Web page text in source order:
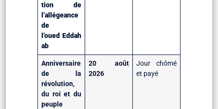
tion de
l’allégeance
de
l’oued Eddah
ab
Anniversaire
de la
révolution,
du roi et du
peuple
20 août
2026
Jour chômé
et payé